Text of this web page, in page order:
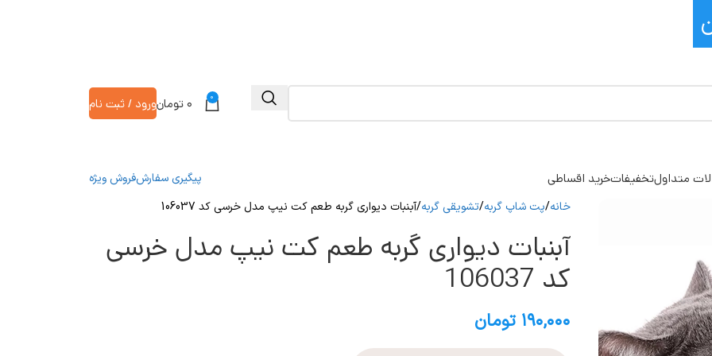
0 ۰تومانورود / ثبت نام
متداولتخفیفاتخرید اقساطی پیگیری سفارشفروش ویژه
خانه پت شاپ گربه تشویقی گربه آبنبات دیواری گربه طعم کت نیپ مدل خرسی کد 106037
آبنبات دیواری گربه طعم کت نیپ مدل خرسی
کد 106037
۱۹۰,۰۰۰ تومان